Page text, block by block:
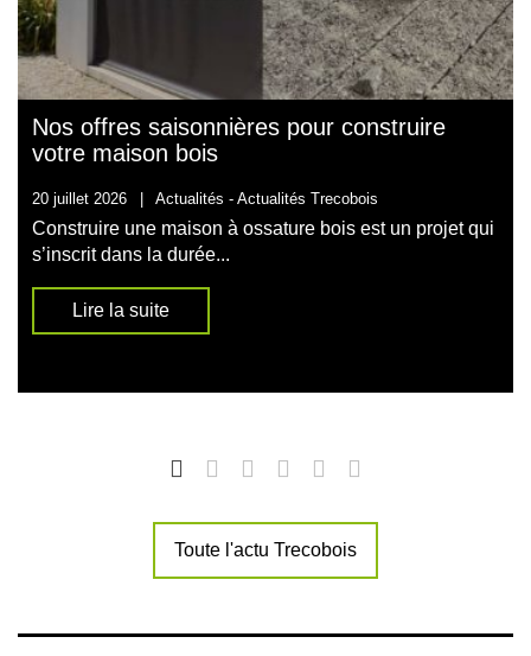
Nos offres saisonnières pour construire
votre maison bois
20 juillet 2026 Actualités - Actualités Trecobois
Construire une maison à ossature bois est un projet qui
s’inscrit dans la durée...
Lire la suite
Toute l'actu Trecobois